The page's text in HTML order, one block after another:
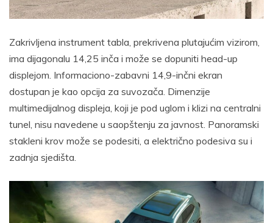
Zakrivljena instrument tabla, prekrivena plutajućim vizirom,
ima dijagonalu 14,25 inča i može se dopuniti head-up
displejom. Informaciono-zabavni 14,9-inčni ekran
dostupan je kao opcija za suvozača. Dimenzije
multimedijalnog displeja, koji je pod uglom i klizi na centralni
tunel, nisu navedene u saopštenju za javnost. Panoramski
stakleni krov može se podesiti, a električno podesiva su i
zadnja sjedišta.